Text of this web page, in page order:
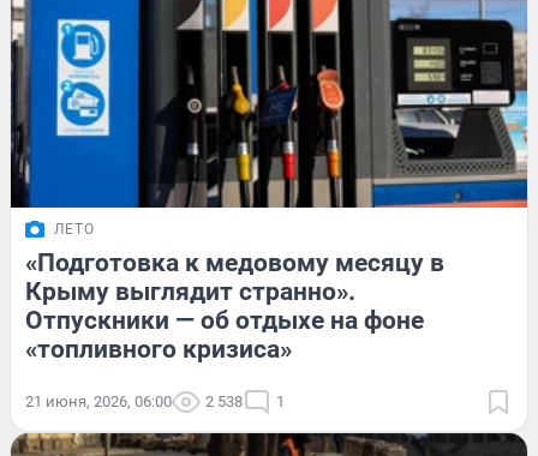
ЛЕТО
«Подготовка к медовому месяцу в
Крыму выглядит странно».
Отпускники — об отдыхе на фоне
«топливного кризиса»
21 июня, 2026, 06:00 2 538 1